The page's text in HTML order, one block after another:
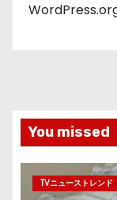
You missed
TVニューストレンド